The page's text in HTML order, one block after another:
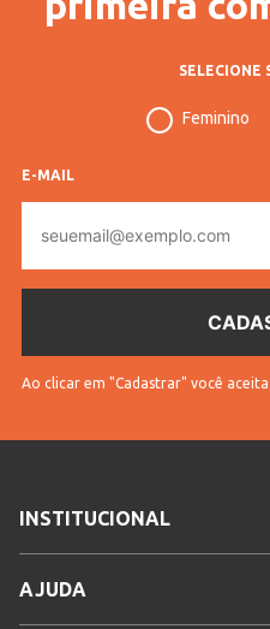
SELECIONE
Feminino
E-MAIL
mail
Ao clicar em "Cadastrar" você
INSTITUCIONAL
AJUDA